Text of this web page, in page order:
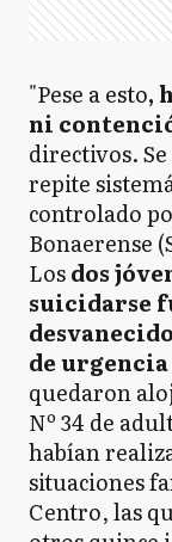
"Pese a esto,
ni
directivos.
repite
controlado
Bonaerense
Losdos
suicidarse
de
quedaron
Nº 34 de
habían
situaciones
Centro, las